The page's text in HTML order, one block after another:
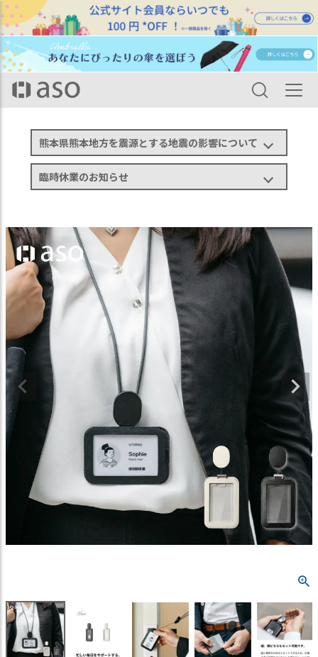
HOME aso商品一覧
Orbitkey カードホルダー ID オービットキー オフィス セキュリティー スキミン
グ防止 IDカード 本革 シボ グレインレザー
熊本県熊本地方を震源とする地震の影響について
臨時休業のお知らせ